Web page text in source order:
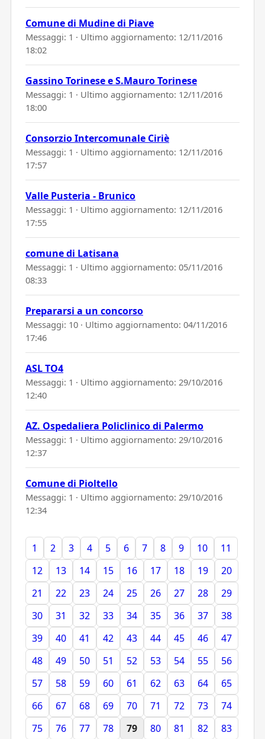
Comune di Mudine di Piave
Messaggi: 1 · Ultimo aggiornamento: 12/11/2016
18:02
Gassino Torinese e S.Mauro Torinese
Messaggi: 1 · Ultimo aggiornamento: 12/11/2016
18:00
Consorzio Intercomunale Ciriè
Messaggi: 1 · Ultimo aggiornamento: 12/11/2016
17:57
Valle Pusteria - Brunico
Messaggi: 1 · Ultimo aggiornamento: 12/11/2016
17:55
comune di Latisana
Messaggi: 1 · Ultimo aggiornamento: 05/11/2016
08:33
Prepararsi a un concorso
Messaggi: 10 · Ultimo aggiornamento: 04/11/2016
17:46
ASL TO4
Messaggi: 1 · Ultimo aggiornamento: 29/10/2016
12:40
AZ. Ospedaliera Policlinico di Palermo
Messaggi: 1 · Ultimo aggiornamento: 29/10/2016
12:37
Comune di Pioltello
Messaggi: 1 · Ultimo aggiornamento: 29/10/2016
12:34
1 2 3 4 5 6 7 8 9 10
11
12
13 14 15 16 17 18 19
20
21
22 23 24 25 26 27 28
29
30
31 32 33 34 35 36 37
38
39
40 41 42 43 44 45 46
47
48
49 50 51 52 53 54 55
56
57
58 59 60 61 62 63 64
65
66
67 68 69 70 71 72 73
74
75
76 77 78 79 80 81 82
83